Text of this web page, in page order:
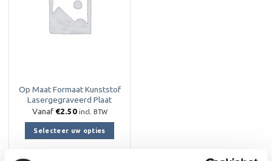
Op Maat Formaat Kunststof
Lasergegraveerd Plaat
Vanaf €2.50 incl. BTW
Selecteer uw opties